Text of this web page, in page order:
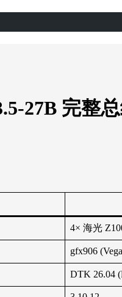
27B 完整
4× 海光
gfx906
DTK 26.04